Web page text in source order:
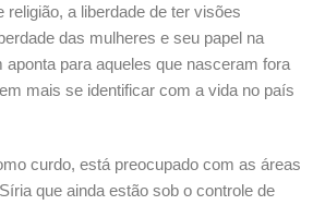
religião, a liberdade de ter visões
das mulheres e seu papel na
para aqueles que nasceram fora
mais se identificar com a vida no país
curdo, está preocupado com as áreas
que ainda estão sob o controle de